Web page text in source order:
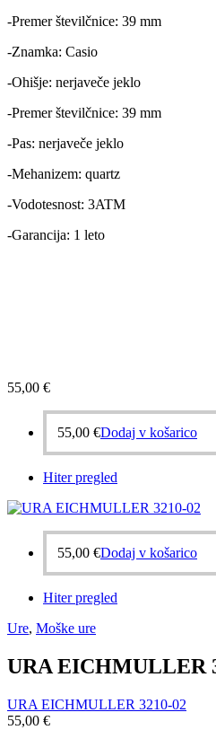
-Premer številčnice: 39 mm
-Znamka: Casio
-Ohišje: nerjaveče jeklo
-Premer številčnice: 39 mm
-Pas: nerjaveče jeklo
-Mehanizem: quartz
-Vodotesnost: 3ATM
-Garancija: 1 leto
55,00 €
55,00 €Dodaj v košarico
Hiter pregled
55,00 €Dodaj v košarico
Hiter pregled
Ure, Moške ure
URA EICHMULLER
URA EICHMULLER 3210-02
55,00 €